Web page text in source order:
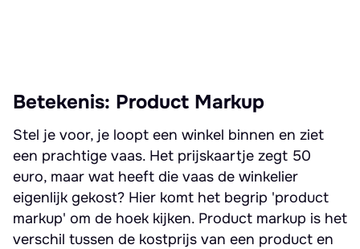
Betekenis: Product Markup
Stel je voor, je loopt een winkel binnen en ziet
een prachtige vaas. Het prijskaartje zegt 50
euro, maar wat heeft die vaas de winkelier
eigenlijk gekost? Hier komt het begrip 'product
markup' om de hoek kijken. Product markup is het
verschil tussen de kostprijs van een product en